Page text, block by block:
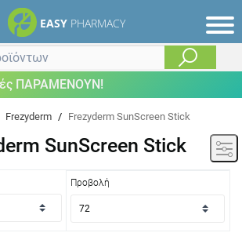
EASY PHARMACY
ΠΑΡΑΜΕΝΟΥΝ!
Frezyderm / Frezyderm SunScreen Stick
SunScreen Stick
Προβολή